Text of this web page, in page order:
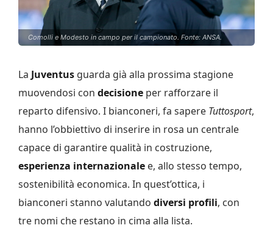
Comolli e Modesto in campo per il campionato. Fonte: ANSA.
La Juventus guarda già alla prossima stagione
muovendosi con decisione per rafforzare il
reparto difensivo. I bianconeri, fa sapere Tuttosport,
hanno l’obbiettivo di inserire in rosa un centrale
capace di garantire qualità in costruzione,
esperienza internazionale e, allo stesso tempo,
sostenibilità economica. In quest’ottica, i
bianconeri stanno valutando diversi profili, con
tre nomi che restano in cima alla lista.